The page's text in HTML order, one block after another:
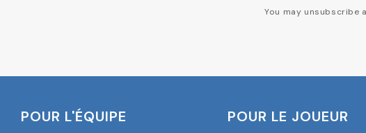
You may unsubscribe
POUR L'ÉQUIPE POUR LE JOUEUR